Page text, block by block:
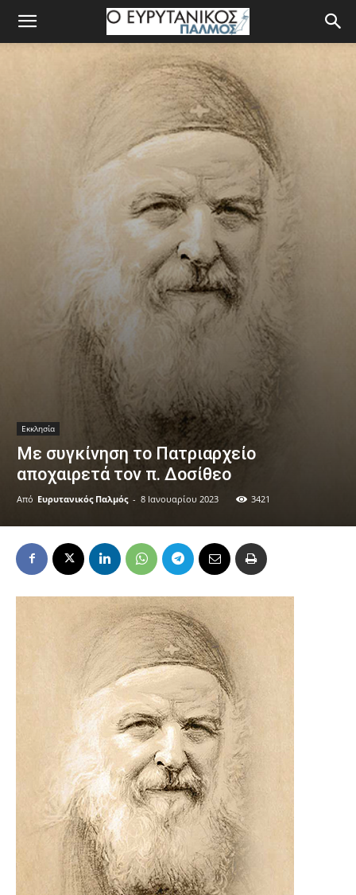
Εκκλησία
Με συγκίνηση το Πατριαρχείο
αποχαιρετά τον π. Δοσίθεο
Από Ευρυτανικός Παλμός - 8 Ιανουαρίου 2023 3421